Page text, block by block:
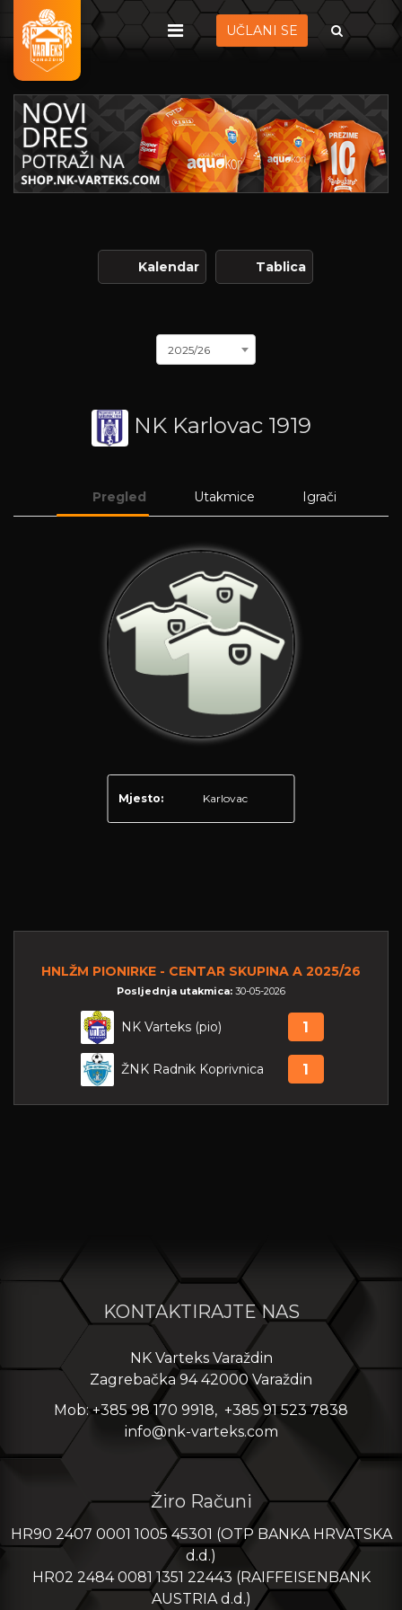
UČLANI SE
Kalendar Tablica
2025/26
NK Karlovac 1919
Pregled Utakmice Igrači
Mjesto: Karlovac
HNLŽM PIONIRKE - CENTAR SKUPINA A 2025/26
Posljednja utakmica: 30-05-2026
NK Varteks (pio) 1
ŽNK Radnik Koprivnica 1
KONTAKTIRAJTE NAS
NK Varteks Varaždin
Zagrebačka 94 42000 Varaždin
Mob: +385 98 170 9918, +385 91 523 7838
info@nk-varteks.com
Žiro Računi
HR90 2407 0001 1005 45301 (OTP BANKA HRVATSKA
d.d.)
HR02 2484 0081 1351 22443 (RAIFFEISENBANK
AUSTRIA d.d.)